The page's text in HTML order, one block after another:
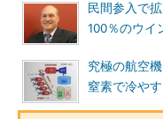
民間参入で
100％のウイ
究極の航空
窒素で冷やす